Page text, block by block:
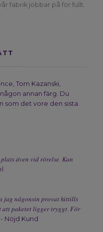
fabrik jobbar på för fullt.
Tom Kazanski,
annan färg. Du
som det vore den sista.
𝑎̈𝑣𝑒𝑛 𝑣𝑖𝑑 𝑟𝑜̈𝑟𝑒𝑙𝑠𝑒. 𝐾𝑎𝑛
𝑛𝑎̊𝑔𝑜𝑛𝑠𝑖𝑛 𝑝𝑟𝑜𝑣𝑎𝑡 ℎ𝑖𝑡𝑡𝑖𝑙𝑙𝑠
𝑝𝑎𝑘𝑒𝑡𝑒𝑡 𝑙𝑖𝑔𝑔𝑒𝑟 𝑡𝑟𝑦𝑔𝑔𝑡. 𝐹𝑜̈𝑟
- Nöjd Kund